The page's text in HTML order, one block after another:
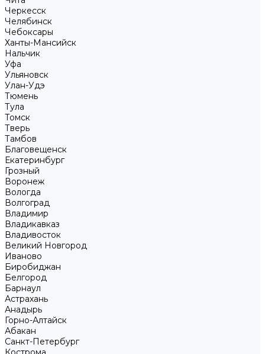
Черкесск
Челябинск
Чебоксары
Ханты-Мансийск
Нальчик
Уфа
Ульяновск
Улан-Удэ
Тюмень
Тула
Томск
Тверь
Тамбов
Благовещенск
Екатеринбург
Грозный
Воронеж
Вологда
Волгоград
Владимир
Владикавказ
Владивосток
Великий Новгород
Иваново
Биробиджан
Белгород
Барнаул
Астрахань
Анадырь
Горно-Алтайск
Абакан
Санкт-Петербург